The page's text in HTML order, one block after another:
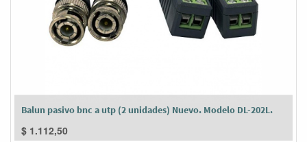
Balun pasivo bnc a utp (2 unidades) Nuevo. Modelo DL-202L.
$ 1.112,50